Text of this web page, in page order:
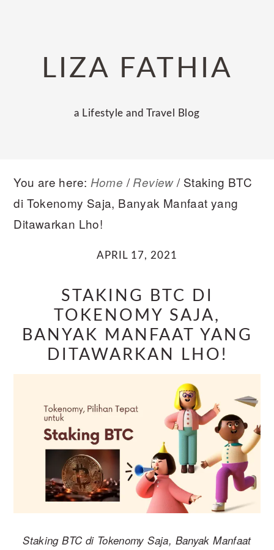
navigationLIZA FATHIA
a Lifestyle and Travel Blog
You are here: Home / Review /Staking BTC
di Tokenomy Saja, Banyak Manfaat yang
Ditawarkan Lho!
APRIL 17, 2021
STAKING BTC DI
TOKENOMY SAJA,
BANYAK MANFAAT YANG
DITAWARKAN LHO!
Staking BTC di Tokenomy Saja, Banyak Manfaat